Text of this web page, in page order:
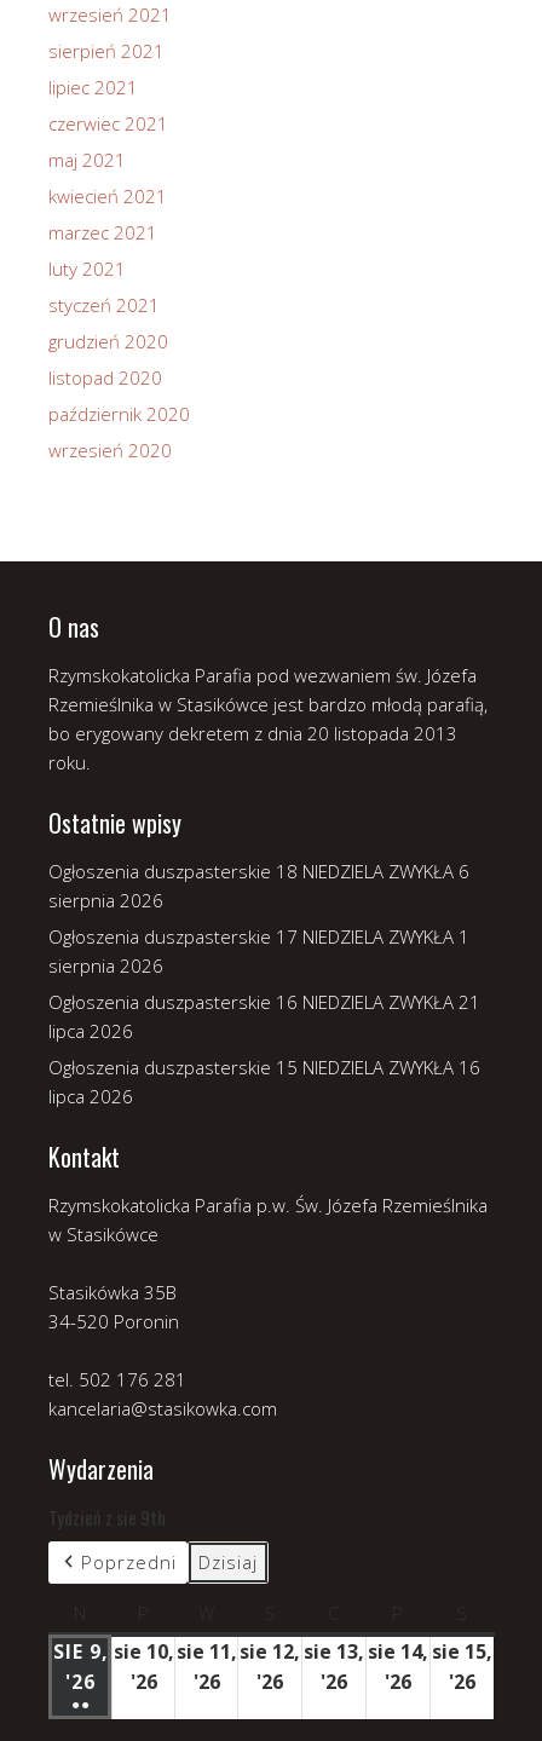
wrzesień 2021
sierpień 2021
lipiec 2021
czerwiec 2021
maj 2021
kwiecień 2021
marzec 2021
luty 2021
styczeń 2021
grudzień 2020
listopad 2020
październik 2020
wrzesień 2020
O nas
Rzymskokatolicka Parafia pod wezwaniem św. Józefa
Rzemieślnika w Stasikówce jest bardzo młodą parafią,
bo erygowany dekretem z dnia 20 listopada 2013
roku.
Ostatnie wpisy
Ogłoszenia duszpasterskie 18 NIEDZIELA ZWYKŁA 6
sierpnia 2026
Ogłoszenia duszpasterskie 17 NIEDZIELA ZWYKŁA 1
sierpnia 2026
Ogłoszenia duszpasterskie 16 NIEDZIELA ZWYKŁA 21
lipca 2026
Ogłoszenia duszpasterskie 15 NIEDZIELA ZWYKŁA 16
lipca 2026
Kontakt
Rzymskokatolicka Parafia p.w. Św. Józefa Rzemieślnika
w Stasikówce
Stasikówka 35B
34-520 Poronin
tel. 502 176 281
kancelaria@stasikowka.com
Wydarzenia
Tydzień z sie 9th
Poprzedni Dzisiaj
SIE 9,
'26
SIERPNIA
●●
sie 10,
'2610
sie 11,
'2611
sie 12,
'26
sie 13,
'26
sie 14,
'26
sie 15,
'26